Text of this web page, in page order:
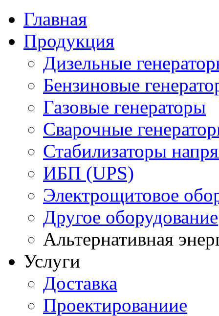
Главная
Продукция
Дизельные
Бензиновые
Газовые генераторы
Сварочные
Стабилизаторы
ИБП (UPS)
Электрощитовое
Другое оборудование
Альтернативная
Услуги
Доставка
Проектированиие